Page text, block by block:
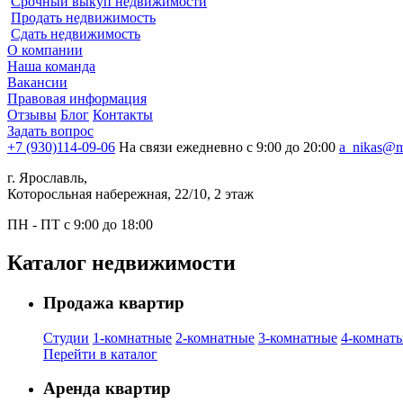
Продать недвижимость
Сдать недвижимость
О компании
Наша команда
Вакансии
Правовая информация
Отзывы Блог Контакты
Задать вопрос
+7 (930)114-09-06 На связи ежедневно с 9:00 до 20:00
г. Ярославль,
Которосльная набережная, 22/10, 2 этаж
ПН - ПТ с 9:00 до 18:00
Каталог недвижимости
Продажа квартир
Студии 1-комнатные 2-комнатные 3-комнатные 4-
Перейти в каталог
Аренда квартир